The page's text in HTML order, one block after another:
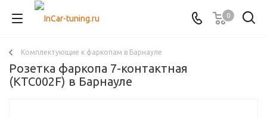
0
Комплектующие к фаркопам в Барнауле
Розетка фаркопа 7-контактная
(KTC002F) в Барнауле